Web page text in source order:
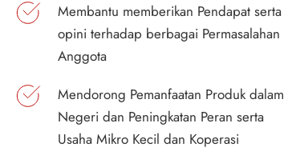
Membantu memberikan Pendapat serta
opini terhadap berbagai Permasalahan
Anggota
Mendorong Pemanfaatan Produk dalam
Negeri dan Peningkatan Peran serta
Usaha Mikro Kecil dan Koperasi